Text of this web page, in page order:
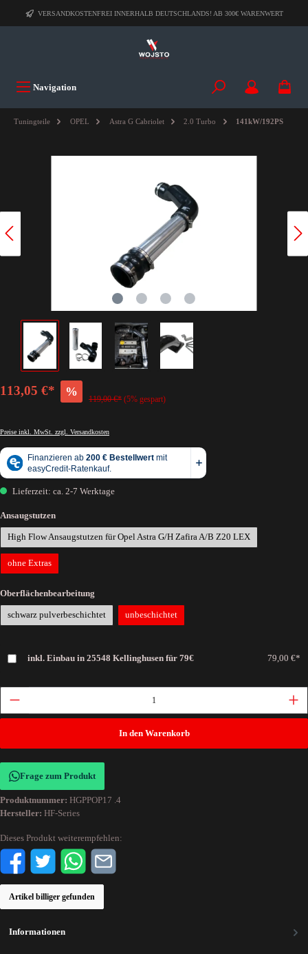
VERSANDKOSTENFREI INNERHALB DEUTSCHLANDS! AB 300€ WARENWERT
Navigation
Tuningteile OPEL Astra G Cabriolet 2.0 Turbo 141kW/192PS
113,05 €* %
119,00 €* (5% gespart)
Preise inkl. MwSt. zzgl. Versandkosten
Lieferzeit: ca. 2-7 Werktage
Ansaugstutzen
High Flow Ansaugstutzen für Opel Astra G/H Zafira A/B Z20 LEX
ohne Extras
Oberflächenbearbeitung
schwarz pulverbeschichtet unbeschichtet
inkl. Einbau in 25548 Kellinghusen für 79€ 79,00 €*
In den Warenkorb
Frage zum Produkt
Produktnummer: HGPPOP17 .4
Hersteller: HF-Series
Dieses Produkt weiterempfehlen:
Artikel billiger gefunden
Informationen